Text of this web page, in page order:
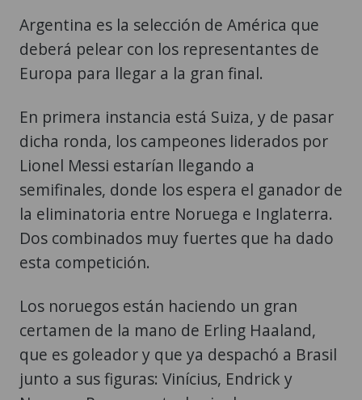
Argentina es la selección de América que
deberá pelear con los representantes de
Europa para llegar a la gran final.
En primera instancia está Suiza, y de pasar
dicha ronda, los campeones liderados por
Lionel Messi estarían llegando a
semifinales, donde los espera el ganador de
la eliminatoria entre Noruega e Inglaterra.
Dos combinados muy fuertes que ha dado
esta competición.
Los noruegos están haciendo un gran
certamen de la mano de Erling Haaland,
que es goleador y que ya despachó a Brasil
junto a sus figuras: Vinícius, Endrick y